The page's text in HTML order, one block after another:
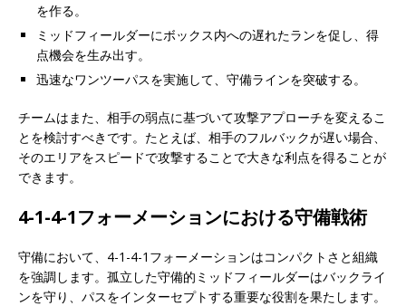
を作る。
ミッドフィールダーにボックス内への遅れたランを促し、得
点機会を生み出す。
迅速なワンツーパスを実施して、守備ラインを突破する。
チームはまた、相手の弱点に基づいて攻撃アプローチを変えるこ
とを検討すべきです。たとえば、相手のフルバックが遅い場合、
そのエリアをスピードで攻撃することで大きな利点を得ることが
できます。
4-1-4-1フォーメーションにおける守備戦術
守備において、4-1-4-1フォーメーションはコンパクトさと組織
を強調します。孤立した守備的ミッドフィールダーはバックライ
ンを守り、パスをインターセプトする重要な役割を果たします。